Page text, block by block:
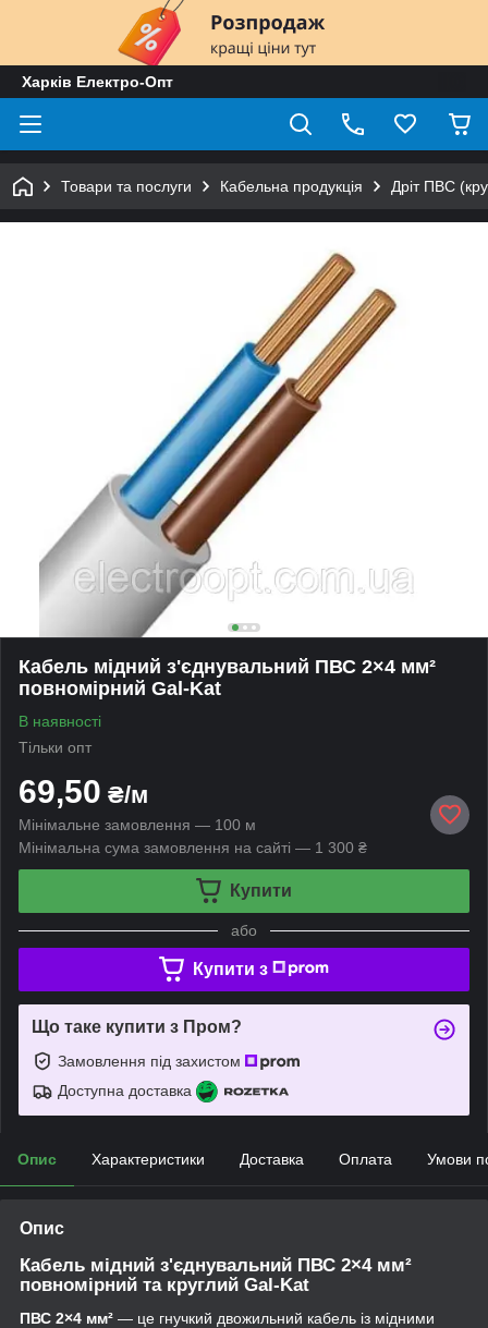
Харків Електро-Опт
Товари та послуги Кабельна продукція Дріт ПВС
Кабель мідний з'єднувальний ПВС 2×4 мм²
повномірний Gal-Kat
В наявності
Тільки опт
69,50 ₴/м
Мінімальне замовлення — 100 м
Мінімальна сума замовлення на сайті — 1 300 ₴
Купити
або
Купити з
Що таке купити з Пром?
Замовлення під захистом
Доступна доставка
Опис Характеристики Доставка Оплата Умови
Опис
Кабель мідний з'єднувальний ПВС 2×4 мм²
повномірний та круглий Gal-Kat
ПВС 2×4 мм² — це гнучкий двожильний кабель із мідними